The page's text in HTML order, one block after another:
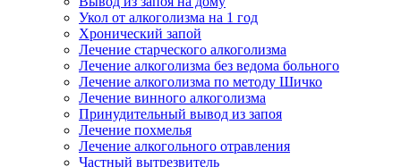
Укол от алкоголизма на 1 год
Хронический запой
Лечение старческого алкоголизма
Лечение алкоголизма без ведома больного
Лечение алкоголизма по методу Шичко
Лечение винного алкоголизма
Принудительный вывод из запоя
Лечение похмелья
Лечение алкогольного отравления
Частный вытрезвитель